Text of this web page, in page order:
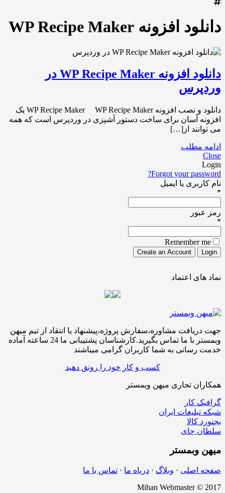
دانلود افزونه WP Recipe Maker
دانلود افزونه WP Recipe Maker در
وردپرس
دانلود و نصب افزونه WP Recipe Maker WP Recipe Maker یک
افزونه آسان برای ساخت دستور آشپزی در وردپرس است که همه
می توانند از[…]
ادامه مطلب
Close
Login
Forgot your password?
نام کاربری یا ایمیل
*
رمز عبور
*
Remember me
نماد های اعتماد
جهت دریافت مشاوره،سفارش پروژه،پیشنهاد یا انتقاد از تیم میهن
وبمستر با ما تماس بگیرید.کارشناسان پشتیبانی ما 24 ساعته آماده
خدمت رسانی به شما کاربران گرامی میباشند
کسب و کار خود را رونق دهید
همکاران تجاری میهن وبمستر
گرافیک کار
شبکه تبلیغات ایران
بجنورد کالا
سلطان چای
میهن وبمستر
صفحه اصلی · وبلاگ · درباه ما · تماس با ما
Mihan Webmaster © 2017